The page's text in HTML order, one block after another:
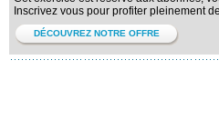
Inscrivez vous pour profiter pleinement
DÉCOUVREZ NOTRE OFFRE